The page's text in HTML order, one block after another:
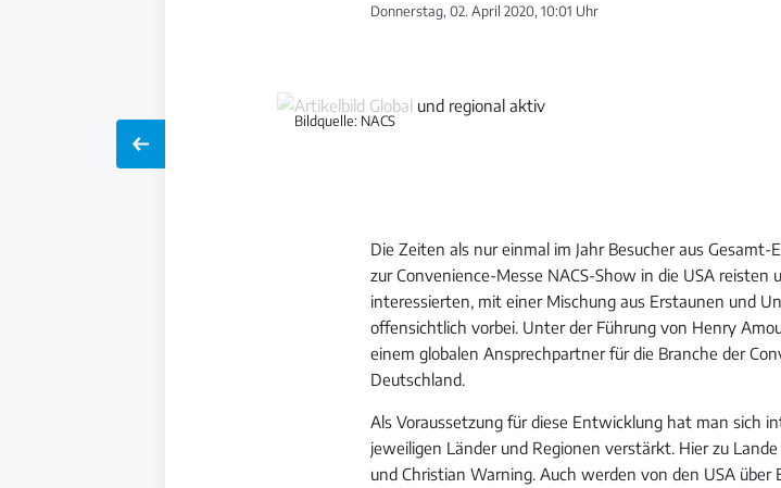
Donnerstag, 02. April 2020, 10:01 Uhr
Bildquelle: NACS
Die Zeiten als nur einmal im Jahr Besucher aus
zur Convenience-Messe NACS-Show in die USA reisten
interessierten, mit einer Mischung aus Erstaunen und
offensichtlich vorbei. Unter der Führung von Henry
einem globalen Ansprechpartner für die Branche der
Deutschland.
Als Voraussetzung für diese Entwicklung hat man sich
jeweiligen Länder und Regionen verstärkt. Hier zu
und Christian Warning. Auch werden von den USA